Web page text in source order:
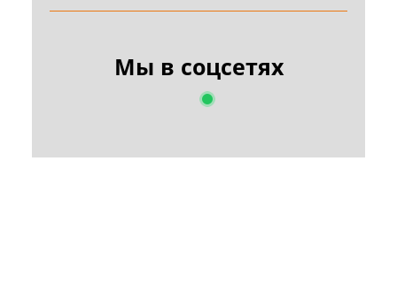
Мы в соцсетях